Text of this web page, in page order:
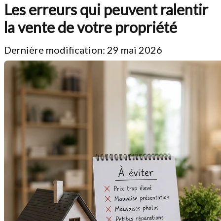
Les erreurs qui peuvent ralentir
la vente de votre propriété
Dernière modification: 29 mai 2026